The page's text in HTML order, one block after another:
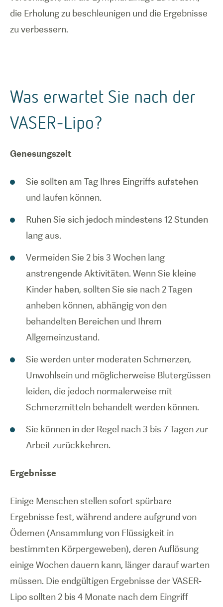
die Erholung zu beschleunigen und die Ergebnisse
zu verbessern.
Was erwartet Sie nach der
VASER-Lipo?
Genesungszeit
Sie sollten am Tag Ihres Eingriffs aufstehen
und laufen können.
Ruhen Sie sich jedoch mindestens 12 Stunden
lang aus.
Vermeiden Sie 2 bis 3 Wochen lang
anstrengende Aktivitäten. Wenn Sie kleine
Kinder haben, sollten Sie sie nach 2 Tagen
anheben können, abhängig von den
behandelten Bereichen und Ihrem
Allgemeinzustand.
Sie werden unter moderaten Schmerzen,
Unwohlsein und möglicherweise Blutergüssen
leiden, die jedoch normalerweise mit
Schmerzmitteln behandelt werden können.
Sie können in der Regel nach 3 bis 7 Tagen zur
Arbeit zurückkehren.
Ergebnisse
Einige Menschen stellen sofort spürbare
Ergebnisse fest, während andere aufgrund von
Ödemen (Ansammlung von Flüssigkeit in
bestimmten Körpergeweben), deren Auflösung
einige Wochen dauern kann, länger darauf warten
müssen. Die endgültigen Ergebnisse der VASER-
Lipo sollten 2 bis 4 Monate nach dem Eingriff